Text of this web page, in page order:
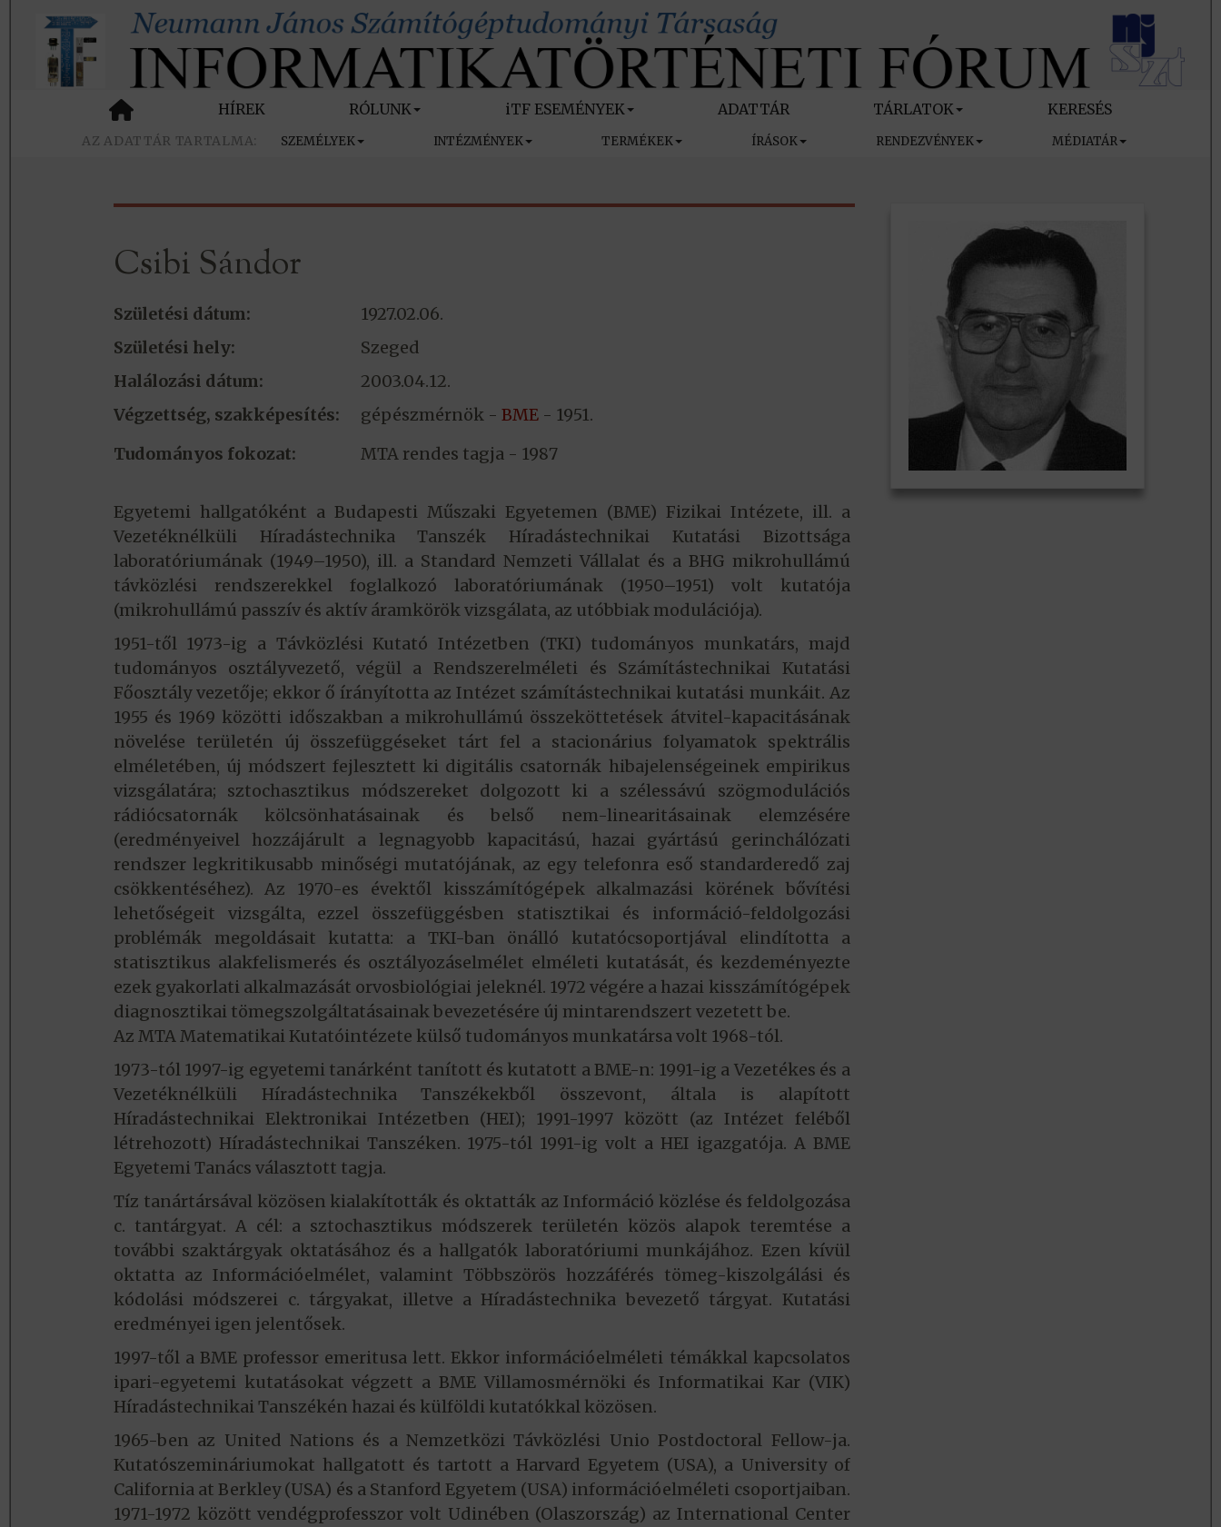
HÍREK RÓLUNK iTF ESEMÉNYEK ADATTÁR TÁRLATOK KERESÉS
SZEMÉLYEK INTÉZMÉNYEK TERMÉKEK ÍRÁSOK RENDEZVÉNYEK MÉDIATÁR
Csibi Sándor
Születési dátum:
1927.02.06.
Születési hely:
Szeged
Halálozási dátum:
2003.04.12.
Végzettség, szakképesítés:
gépészmérnök - BME- 1951.
Tudományos fokozat:
MTA rendes tagja - 1987
Egyetemi hallgatóként a Budapesti Műszaki Egyetemen (BME) Fizikai Intézete, ill. a
Vezetéknélküli Híradástechnika Tanszék Híradástechnikai Kutatási Bizottsága
laboratóriumának (1949–1950), ill. a Standard Nemzeti Vállalat és a BHG mikrohullámú
távközlési rendszerekkel foglalkozó laboratóriumának (1950–1951) volt kutatója
(mikrohullámú passzív és aktív áramkörök vizsgálata, az utóbbiak modulációja).
1951-től 1973-ig a Távközlési Kutató Intézetben (TKI) tudományos munkatárs, majd
tudományos osztályvezető, végül a Rendszerelméleti és Számítástechnikai Kutatási
Főosztály vezetője; ekkor ő írányította az Intézet számítástechnikai kutatási munkáit. Az
1955 és 1969 közötti időszakban a mikrohullámú összeköttetések átvitel-kapacitásának
növelése területén új összefüggéseket tárt fel a stacionárius folyamatok spektrális
elméletében, új módszert fejlesztett ki digitális csatornák hibajelenségeinek empirikus
vizsgálatára; sztochasztikus módszereket dolgozott ki a szélessávú szögmodulációs
rádiócsatornák kölcsönhatásainak és belső nem-linearitásainak elemzésére
(eredményeivel hozzájárult a legnagyobb kapacitású, hazai gyártású gerinchálózati
rendszer legkritikusabb minőségi mutatójának, az egy telefonra eső standarderedő zaj
csökkentéséhez). Az 1970-es évektől kisszámítógépek alkalmazási körének bővítési
lehetőségeit vizsgálta, ezzel összefüggésben statisztikai és információ-feldolgozási
problémák megoldásait kutatta: a TKI-ban önálló kutatócsoportjával elindította a
statisztikus alakfelismerés és osztályozáselmélet elméleti kutatását, és kezdeményezte
ezek gyakorlati alkalmazását orvosbiológiai jeleknél. 1972 végére a hazai kisszámítógépek
diagnosztikai tömegszolgáltatásainak bevezetésére új mintarendszert vezetett be.
Az MTA Matematikai Kutatóintézete külső tudományos munkatársa volt 1968-tól.
1973-tól 1997-ig egyetemi tanárként tanított és kutatott a BME-n: 1991-ig a Vezetékes és a
Vezetéknélküli Híradástechnika Tanszékekből összevont, általa is alapított
Híradástechnikai Elektronikai Intézetben (HEI); 1991-1997 között (az Intézet feléből
létrehozott) Híradástechnikai Tanszéken. 1975-tól 1991-ig volt a HEI igazgatója. A BME
Egyetemi Tanács választott tagja.
Tíz tanártársával közösen kialakították és oktatták az Információ közlése és feldolgozása
c. tantárgyat. A cél: a sztochasztikus módszerek területén közös alapok teremtése a
további szaktárgyak oktatásához és a hallgatók laboratóriumi munkájához. Ezen kívül
oktatta az Információelmélet, valamint Többszörös hozzáférés tömeg-kiszolgálási és
kódolási módszerei c. tárgyakat, illetve a Híradástechnika bevezető tárgyat. Kutatási
eredményei igen jelentősek.
1997-től a BME professor emeritusa lett. Ekkor információelméleti témákkal kapcsolatos
ipari-egyetemi kutatásokat végzett a BME Villamosmérnöki és Informatikai Kar (VIK)
Híradástechnikai Tanszékén hazai és külföldi kutatókkal közösen.
1965-ben az United Nations és a Nemzetközi Távközlési Unio Postdoctoral Fellow-ja.
Kutatószemináriumokat hallgatott és tartott a Harvard Egyetem (USA), a University of
California at Berkley (USA) és a Stanford Egyetem (USA) információelméleti csoportjaiban.
1971-1972 között vendégprofesszor volt Udinében (Olaszország) az International Center